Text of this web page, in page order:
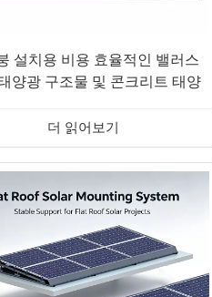
설치용 비용 효율적인 밸러스
양광 구조물 및 콘크리트 태양
더 읽어보기